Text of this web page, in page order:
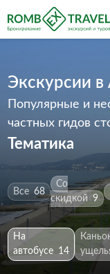
Экскурсии в
Популярные и
частных гидов
Тематика
Все 68
Со
скидкой 9
На
автобусе
14